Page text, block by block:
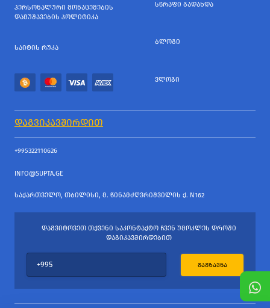
ᲞᲔᲠᲡᲝᲜᲐᲚᲣᲠᲘ ᲛᲝᲜᲐᲪᲔᲛᲔᲑᲘᲡ
ᲓᲐᲛᲣᲨᲐᲕᲔᲑᲘᲡ ᲞᲝᲚᲘᲢᲘᲙᲐ
ᲡᲐᲘᲢᲘᲡ ᲠᲣᲙᲐ
ᲡᲬᲠᲐᲤᲘ ᲒᲐᲓᲐᲮᲓᲐ
ᲑᲚᲝᲒᲘ
ᲕᲚᲝᲒᲘ
ᲓᲐᲒᲕᲘᲙᲐᲕᲨᲘᲠᲓᲘᲗ
+995322110626
INFO@SUPTA.GE
ᲡᲐᲥᲐᲠᲗᲕᲔᲚᲝ, ᲗᲑᲘᲚᲘᲡᲘ, Მ. ᲬᲘᲜᲐᲛᲫᲦᲕᲠᲘᲨᲕᲘᲚᲘᲡ Ქ. N162
ᲓᲐᲒᲕᲘᲢᲝᲕᲔᲗ ᲗᲥᲕᲔᲜᲘ ᲡᲐᲙᲝᲜᲢᲐᲥᲢᲝ ᲩᲕᲔᲜ ᲣᲛᲝᲙᲚᲔᲡ ᲓᲠᲝᲨᲘ
ᲓᲐᲒᲘᲙᲐᲕᲨᲘᲠᲓᲔᲑᲘᲗ
ᲒᲐᲒᲖᲐᲕᲜᲐ